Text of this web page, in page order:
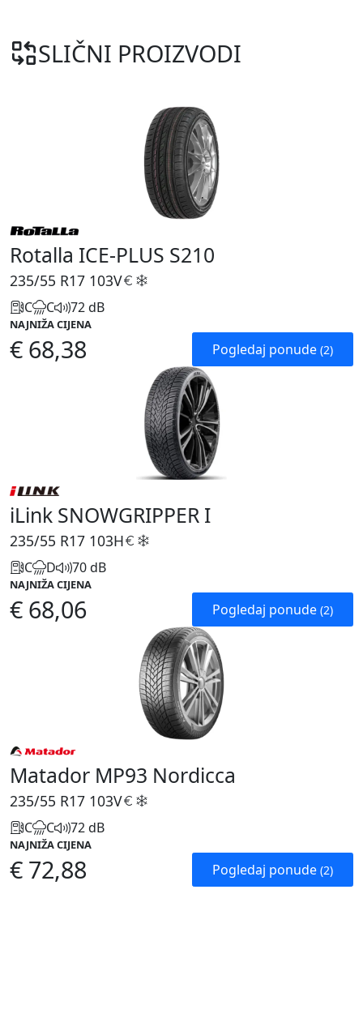
SLIČNI PROIZVODI
Rotalla ICE-PLUS S210
235/55 R17 103V
C C 72 dB
NAJNIŽA CIJENA
€ 68,38 Pogledaj ponude (2)
iLink SNOWGRIPPER I
235/55 R17 103H
C D 70 dB
NAJNIŽA CIJENA
€ 68,06 Pogledaj ponude (2)
Matador MP93 Nordicca
235/55 R17 103V
C C 72 dB
NAJNIŽA CIJENA
€ 72,88 Pogledaj ponude (2)